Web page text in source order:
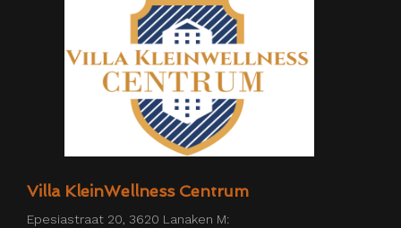
Villa KleinWellness Centrum
Epesiastraat 20, 3620 Lanaken M: